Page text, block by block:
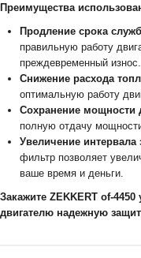
Преимущества
Продление срока
правильную работу
преждевременный износ.
Снижение расхода
оптимальную работу
Сохранение мощности
полную отдачу
Увеличение
фильтр позволяет
ваше время и деньги.
Закажите ZEKKERT of-
двигателю надежную